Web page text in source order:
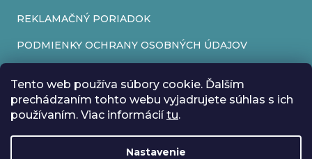
Tento web používa súbory cookie. Ďalším
prechádzaním tohto webu vyjadrujete súhlas s ich
používaním. Viac informáciítu.
Nastavenie
REKLAMAČNÝ PORIADOK
PODMIENKY OCHRANY OSOBNÝCH ÚDAJOV
REKLAMAČNÝ FORMULÁR